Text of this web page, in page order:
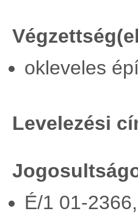
okleveles
Levelezési
É/1 01-